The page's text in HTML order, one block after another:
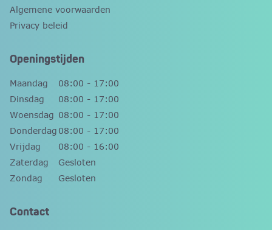
Contact
Openingstijden
Maandag
08:00 - 17:00
Dinsdag
08:00 - 17:00
Woensdag 08:00 - 17:00
Donderdag 08:00 - 17:00
Vrijdag
08:00 - 16:00
Zaterdag
Gesloten
Zondag
Gesloten
Algemene voorwaarden
Privacy beleid